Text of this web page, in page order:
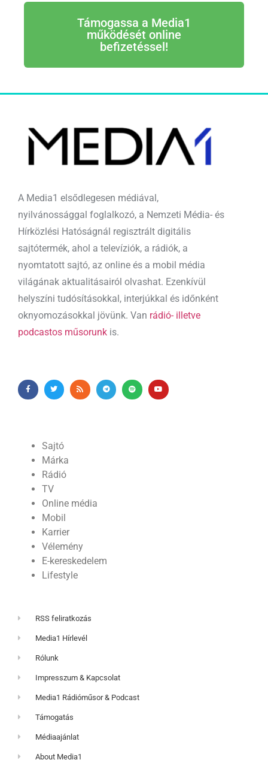
Támogassa a Media1
működését online
befizetéssel!
A Media1 elsődlegesen médiával,
nyilvánossággal foglalkozó, a Nemzeti Média- és
Hírközlési Hatóságnál regisztrált digitális
sajtótermék, ahol a televíziók, a rádiók, a
nyomtatott sajtó, az online és a mobil média
világának aktualitásairól olvashat. Ezenkívül
helyszíni tudósításokkal, interjúkkal és időnként
oknyomozásokkal jövünk. Van rádió- illetve
podcastos műsorunk is.
Sajtó
Márka
Rádió
TV
Online média
Mobil
Karrier
Vélemény
E-kereskedelem
Lifestyle
RSS feliratkozás
Media1 Hírlevél
Rólunk
Impresszum & Kapcsolat
Media1 Rádióműsor & Podcast
Támogatás
Médiaajánlat
About Media1